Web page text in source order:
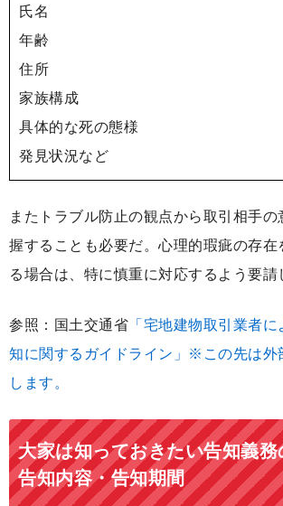
氏名
年齢
住所
家族構成
具体的な死の態様
発見状況など
またトラブル防止の観点から取引相手の
握することも必要だ。心理的瑕疵の存在
る場合は、特に慎重に対応するよう要請
参照：国土交通省 「宅地建物取引業者
知に関するガイドライン」※この先は外
します。
大家は知っておきたい告知義
告知内容・告知期間